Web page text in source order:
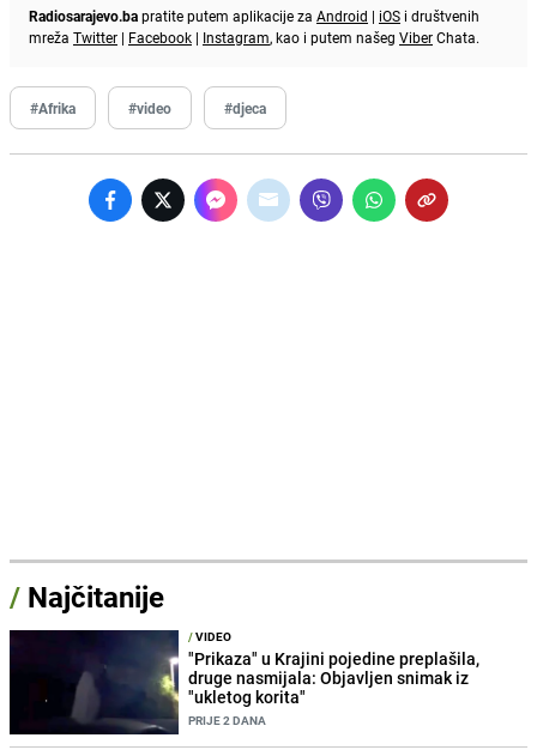
Radiosarajevo.bapratite putem aplikacije za Android | iOS i društvenih
mreža Twitter | Facebook | Instagram, kao i putem našeg ViberChata.
#Afrika #video #djeca
/ Najčitanije
/VIDEO
"Prikaza" u Krajini pojedine preplašila,
druge nasmijala: Objavljen snimak iz
"ukletog korita"
PRIJE 2 DANA